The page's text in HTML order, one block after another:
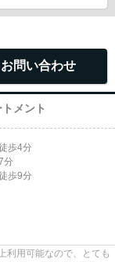
お問い合わせ
メント
歩4分
分
歩9分
利用可能なので、とても